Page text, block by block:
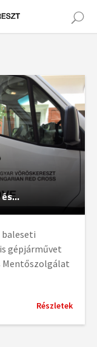
baleseti
gépjárművet
Mentőszolgálat
Részletek